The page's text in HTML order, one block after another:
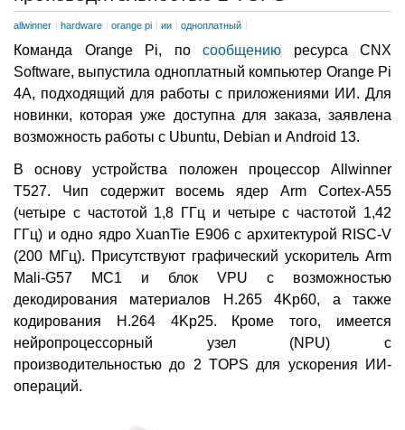
allwinner hardware orange pi ии одноплатный
Команда Orange Pi, по сообщению ресурса CNX
Software, выпустила одноплатный компьютер Orange Pi
4A, подходящий для работы с приложениями ИИ. Для
новинки, которая уже доступна для заказа, заявлена
возможность работы с Ubuntu, Debian и Android 13.
В основу устройства положен процессор Allwinner
T527. Чип содержит восемь ядер Arm Cortex-A55
(четыре с частотой 1,8 ГГц и четыре с частотой 1,42
ГГц) и одно ядро XuanTie E906 с архитектурой RISC-V
(200 МГц). Присутствуют графический ускоритель Arm
Mali-G57 MC1 и блок VPU с возможностью
декодирования материалов H.265 4Kp60, а также
кодирования H.264 4Kp25. Кроме того, имеется
нейропроцессорный узел (NPU) с
производительностью до 2 TOPS для ускорения ИИ-
операций.